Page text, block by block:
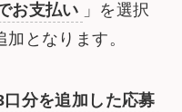
お支払い 」を選択
となります。
分を追加した応募